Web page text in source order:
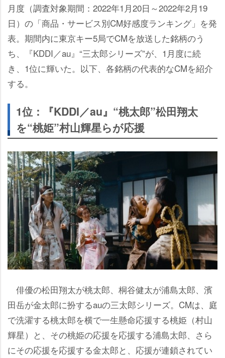
月度（調査対象期間：2022年1月20日～2022年2月19
日）の「商品・サービス別CM好感度ランキング」を発
表。期間内に東京キー5局でCMを放送した銘柄のう
ち、『KDDI／au』“三太郎シリーズ”が、1月度に続
き、1位に輝いた。以下、各銘柄の代表的なCMを紹介
する。
1位：『KDDI／au』“桃太郎”松田翔太
を“桃姫”村山輝星らが応援
俳優の松田翔太が桃太郎、桐谷健太が浦島太郎、濱
田岳が金太郎に扮するauの三太郎シリーズ。CMは、庭
で洗濯する桃太郎を横で一生懸命応援する桃姫（村山
輝星）と、その桃姫の応援を応援する浦島太郎、さら
にその応援を応援する金太郎と、応援が連鎖されてい